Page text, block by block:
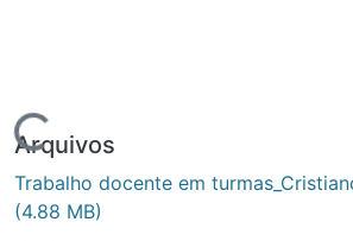
Carregando...
Arquivos
Trabalho docente em
(4.88 MB)